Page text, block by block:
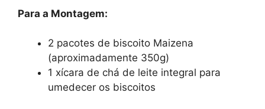
Para a Montagem:
2 pacotes de biscoito Maizena
(aproximadamente 350g)
1 xícara de chá de leite integral para
umedecer os biscoitos